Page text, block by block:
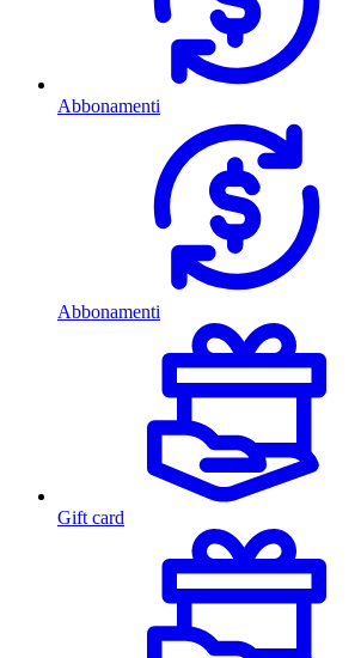
Abbonamenti
Abbonamenti
Gift card